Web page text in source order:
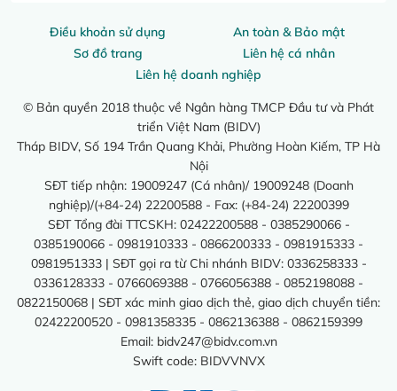
Điều khoản sử dụng
An toàn & Bảo mật
Sơ đồ trang
Liên hệ cá nhân
Liên hệ doanh nghiệp
© Bản quyền 2018 thuộc về Ngân hàng TMCP Đầu tư và Phát
triển Việt Nam (BIDV)
Tháp BIDV, Số 194 Trần Quang Khải, Phường Hoàn Kiếm, TP Hà
Nội
SĐT tiếp nhận: 19009247 (Cá nhân)/ 19009248 (Doanh
nghiệp)/(+84-24) 22200588 - Fax: (+84-24) 22200399
SĐT Tổng đài TTCSKH: 02422200588 - 0385290066 -
0385190066 - 0981910333 - 0866200333 - 0981915333 -
0981951333 | SĐT gọi ra từ Chi nhánh BIDV: 0336258333 -
0336128333 - 0766069388 - 0766056388 - 0852198088 -
0822150068 | SĐT xác minh giao dịch thẻ, giao dịch chuyển tiền:
02422200520 - 0981358335 - 0862136388 - 0862159399
Email: bidv247@bidv.com.vn
Swift code: BIDVVNVX